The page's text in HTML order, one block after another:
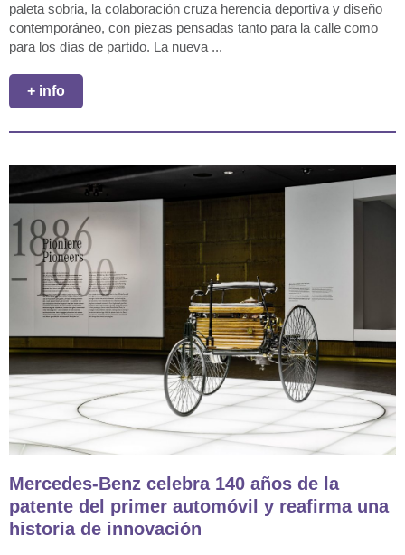
paleta sobria, la colaboración cruza herencia deportiva y diseño
contemporáneo, con piezas pensadas tanto para la calle como
para los días de partido. La nueva ...
+ info
Mercedes‑Benz celebra 140 años de la
patente del primer automóvil y reafirma una
historia de innovación